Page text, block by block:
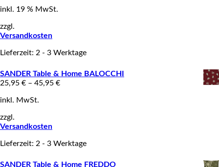
inkl. 19 % MwSt.
zzgl.
Versandkosten
Lieferzeit: 2 - 3 Werktage
SANDER Table & Home BALOCCHI
25,95 € – 45,95 €
inkl. MwSt.
zzgl.
Versandkosten
Lieferzeit: 2 - 3 Werktage
SANDER Table & Home FREDDO